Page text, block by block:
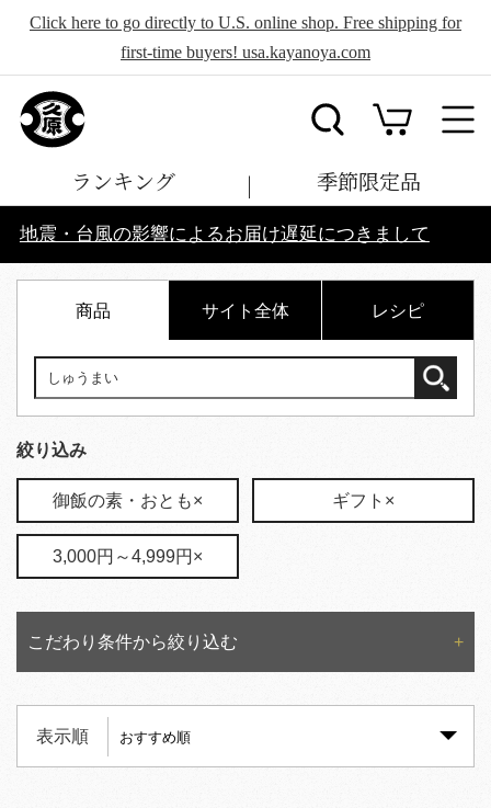
Click here to go directly to U.S. online shop. Free shipping for
first-time buyers! usa.kayanoya.com
ランキング 季節限定品
地震・台風の影響によるお届け遅延につきまして
商品 サイト全体 レシピ
絞り込み
御飯の素・おとも× ギフト×
3,000円～4,999円×
こだわり条件から絞り込む
表示順